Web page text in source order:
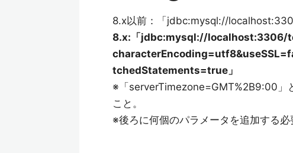
8.x以前：「jdbc:mysql://
8.x:「jdbc:mysql://localhost:3306/
tchedStatements=true」
※「serverTimezone=GMT%2B9:00」
こと。
※後ろに何個のパラメータを追加する必